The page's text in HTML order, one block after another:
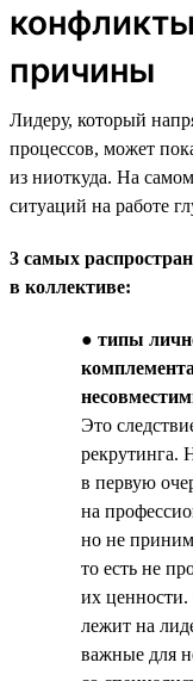
причины
Лидеру, который
процессов, может
из ниоткуда. На
ситуаций на работе
3 самых
в коллективе:
● типы
Это
рекрутинга.
в первую
на
но не
то есть не
их ценности.
лежит на
важные для